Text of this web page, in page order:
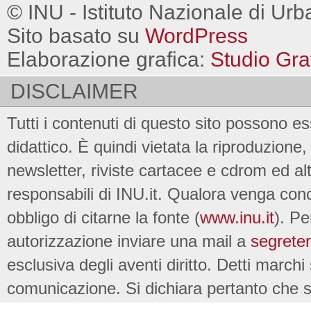
© INU - Istituto Nazionale di
Sito basato su WordPress
Elaborazione grafica: Studio
DISCLAIMER
Tutti i contenuti di questo sito possono
didattico. È quindi vietata la
newsletter, riviste cartacee e cdrom ed
responsabili di INU.it. Qualora venga
obbligo di citarne la fonte (www.inu.it).
autorizzazione inviare una mail a
esclusiva degli aventi diritto. Detti
comunicazione. Si dichiara pertanto che